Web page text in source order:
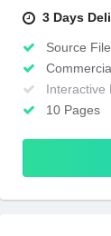
3 Days
Source File
Interactive
10 Pages